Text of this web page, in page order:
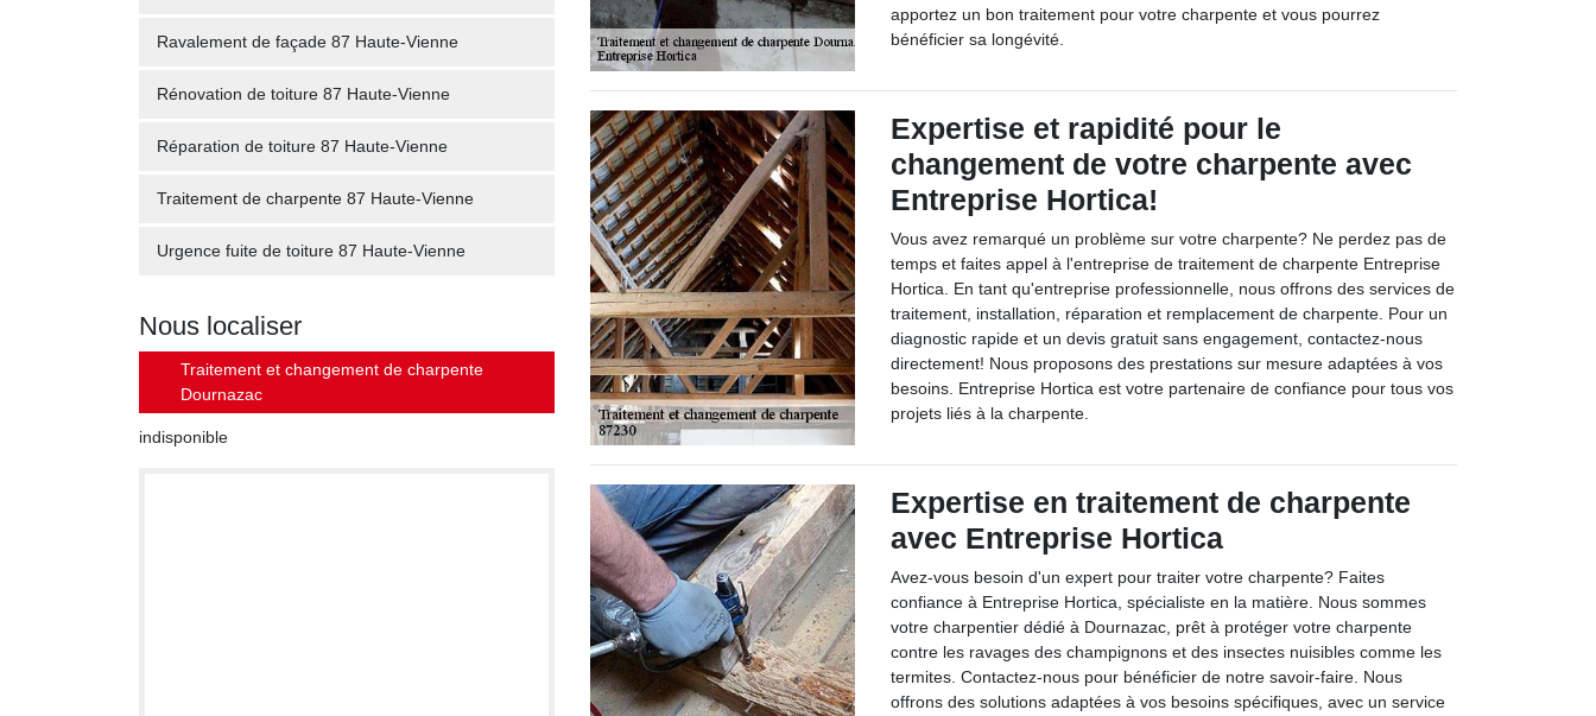
Ravalement de façade 87 Haute-Vienne
Rénovation de toiture 87 Haute-Vienne
Réparation de toiture 87 Haute-Vienne
Traitement de charpente 87 Haute-Vienne
Urgence fuite de toiture 87 Haute-Vienne
Nous localiser
Traitement et changement de charpente
Dournazac
indisponible
apportez un bon traitement pour votre charpente et vous pourrez
bénéficier sa longévité.
Expertise et rapidité pour le
changement de votre charpente avec
Entreprise Hortica!
Vous avez remarqué un problème sur votre charpente? Ne perdez pas de
temps et faites appel à l'entreprise de traitement de charpente Entreprise
Hortica. En tant qu'entreprise professionnelle, nous offrons des services de
traitement, installation, réparation et remplacement de charpente. Pour un
diagnostic rapide et un devis gratuit sans engagement, contactez-nous
directement! Nous proposons des prestations sur mesure adaptées à vos
besoins. Entreprise Hortica est votre partenaire de confiance pour tous vos
projets liés à la charpente.
Expertise en traitement de charpente
avec Entreprise Hortica
Avez-vous besoin d'un expert pour traiter votre charpente? Faites
confiance à Entreprise Hortica, spécialiste en la matière. Nous sommes
votre charpentier dédié à Dournazac, prêt à protéger votre charpente
contre les ravages des champignons et des insectes nuisibles comme les
termites. Contactez-nous pour bénéficier de notre savoir-faire. Nous
offrons des solutions adaptées à vos besoins spécifiques, avec un service